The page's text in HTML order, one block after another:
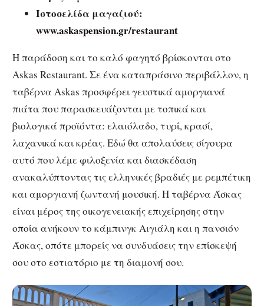
Ιστοσελίδα μαγαζιού:
www.askaspension.gr/restaurant
Η παράδοση και το καλό φαγητό βρίσκονται στο
Askas Restaurant. Σε ένα καταπράσινο περιβάλλον, η
ταβέρνα Askas προσφέρει γευστικά αμοργιανά
πιάτα που παρασκευάζονται με τοπικά και
βιολογικά προϊόντα: ελαιόλαδο, τυρί, κρασί,
λαχανικά και κρέας. Εδώ θα απολαύσεις σίγουρα
αυτό που λέμε φιλοξενία και διασκέδαση
ανακαλύπτοντας τις ελληνικές βραδιές με ρεμπέτικη
και αμοργιανή ζωντανή μουσική. Η ταβέρνα Άσκας
είναι μέρος της οικογενειακής επιχείρησης στην
οποία ανήκουν το κάμπινγκ Αιγιάλη και η πανσιόν
Άσκας, οπότε μπορείς να συνδυάσεις την επίσκεψή
σου στο εστιατόριο με τη διαμονή σου.